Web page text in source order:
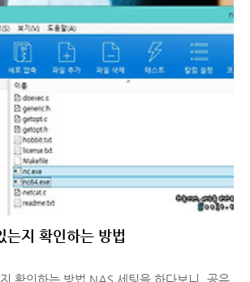
려드리겠습니다. 1. 다음 경로로 이동하여
운로드 받습니다. -
ysc3839/TGFont/releases - 만약 위 링크
다면 아래 파일 다운로드 2. 다운로드 받은
폴더로 이동해줍니다.(텔레그램 설치 폴더 :
Desktop) 3. ..
는지 확인하는 방법
확인하는 방법 NAS 세팅을 하다보니, 공유